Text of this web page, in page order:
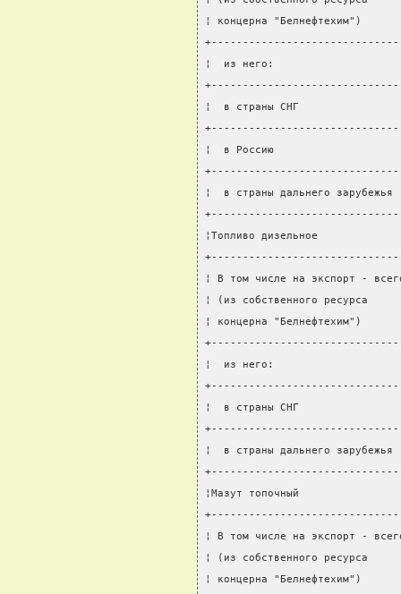
¦ концерна
¦  из него:
¦  в страны СНГ
¦  в Россию
¦  в страны дальнего
¦Топливо дизельное
¦ В том числе на экспорт -
¦ (из собственного
¦ концерна
¦  из него:
¦  в страны СНГ
¦  в страны дальнего
¦Мазут топочный
¦ В том числе на экспорт -
¦ (из собственного
¦ концерна